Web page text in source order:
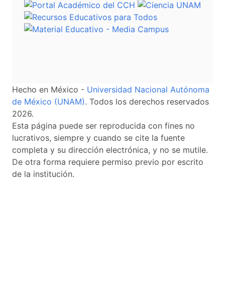
Hecho en México - Universidad Nacional Autónoma
de México (UNAM). Todos los derechos reservados
2026.
Esta página puede ser reproducida con fines no
lucrativos, siempre y cuando se cite la fuente
completa y su dirección electrónica, y no se mutile.
De otra forma requiere permiso previo por escrito
de la institución.